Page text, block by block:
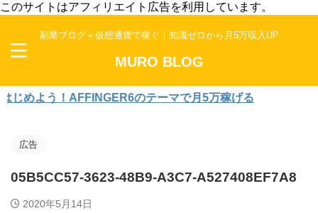
このサイトはアフィリエイト広告を利用しています。
副業ブログ＋仮想通貨で稼ぐ｜知識ゼロから月5万収入UP
MURO BLOG
よう！AFFINGER6のテーマで月5万稼げる
広告
05B5CC57-3623-48B9-A3C7-A527408EF7A8
2020年5月14日